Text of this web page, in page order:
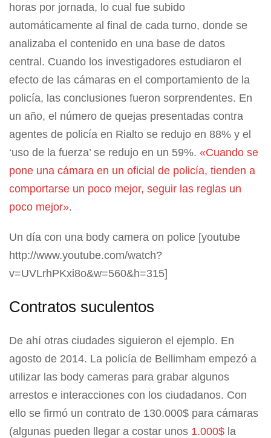
horas por jornada, lo cual fue subido
automáticamente al final de cada turno, donde se
analizaba el contenido en una base de datos
central. Cuando los investigadores estudiaron el
efecto de las cámaras en el comportamiento de la
policía, las conclusiones fueron sorprendentes. En
un año, el número de quejas presentadas contra
agentes de policía en Rialto se redujo en 88% y el
‘uso de la fuerza’ se redujo en un 59%. «Cuando se
pone una cámara en un oficial de policía, tienden a
comportarse un poco mejor, seguir las reglas un
poco mejor».
Un día con una body camera on police [youtube
http://www.youtube.com/watch?
v=UVLrhPKxi8o&w=560&h=315]
Contratos suculentos
De ahí otras ciudades siguieron el ejemplo. En
agosto de 2014. La policía de Bellimham empezó a
utilizar las body cameras para grabar algunos
arrestos e interacciones con los ciudadanos. Con
ello se firmó un contrato de 130.000$ para cámaras
(algunas pueden llegar a costar unos 1.000$ la